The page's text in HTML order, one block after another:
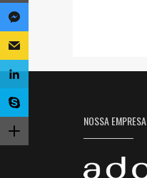
NOSSA EMPRESA